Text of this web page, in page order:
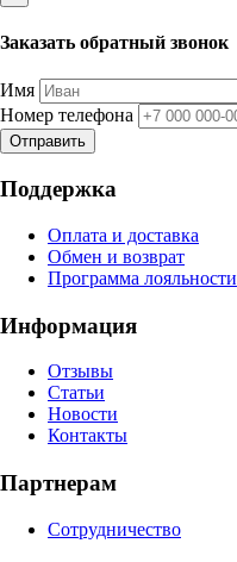
Заказать обратный звонок
Имя
Номер телефона
Отправить
Поддержка
Оплата и доставка
Обмен и возврат
Программа лояльности
Информация
Отзывы
Статьи
Новости
Контакты
Партнерам
Сотрудничество